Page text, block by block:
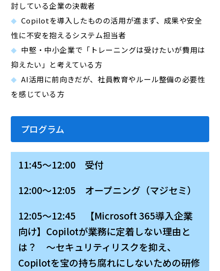
討している企業の決裁者
Copilotを導入したものの活用が進まず、成果や安全
性に不安を抱えるシステム担当者
中堅・中小企業で「トレーニングは受けたいが費用は
抑えたい」と考えている方
AI活用に前向きだが、社員教育やルール整備の必要性
を感じている方
プログラム
11:45～12:00 受付
12:00～12:05 オープニング（マジセミ）
12:05～12:45 【Microsoft 365導入企業
向け】Copilotが業務に定着しない理由と
は？ ～セキュリティリスクを抑え、
Copilotを宝の持ち腐れにしないための研修